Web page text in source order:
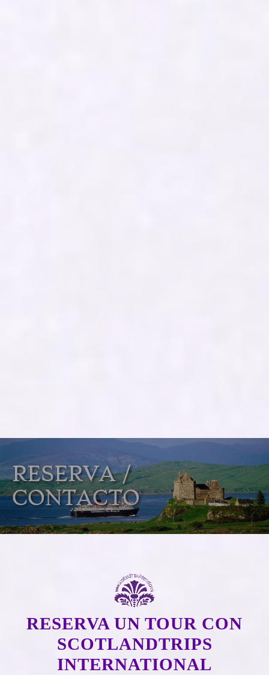
RESERVA /
CONTACTO
RESERVA UN TOUR CON
SCOTLANDTRIPS
INTERNATIONAL